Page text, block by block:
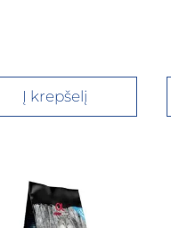
Į krepšelį